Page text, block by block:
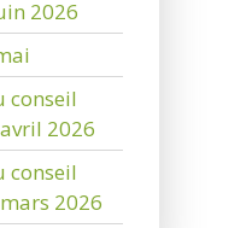
2026
conseil
2026
conseil
2026